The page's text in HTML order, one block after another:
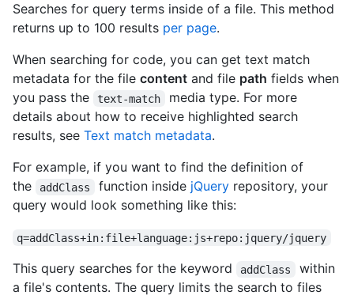
Searches for query terms inside of a file. This method
returns up to 100 results per page.
When searching for code, you can get text match
metadata for the file content and file path fields when
you pass the
text-match
media type. For more
details about how to receive highlighted search
results, see Text match metadata.
For example, if you want to find the definition of
the
addClass function inside jQueryrepository, your
query would look something like this:
q=addClass+in:file+language:js+repo:jquery/jquery
This query searches for the keyword addClass
within
a file's contents. The query limits the search to files